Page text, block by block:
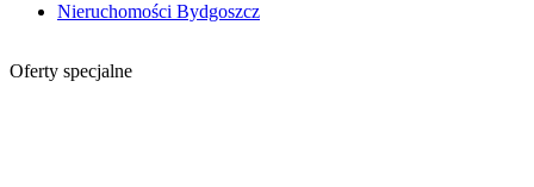
Nieruchomości Bydgoszcz
Oferty specjalne